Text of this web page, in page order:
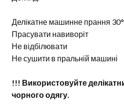
Делікатне машинне прання 30°
Прасувати навиворіт
Не відбілювати
Не сушити в пральній машині
!!! Використовуйте
чорного одягу.